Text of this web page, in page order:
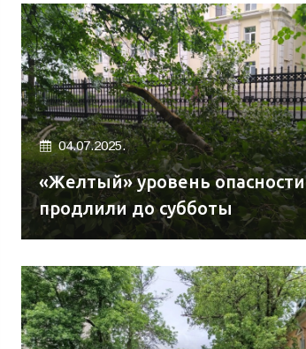
04.07.2025.
«Желтый» уровень опасности
продлили до субботы